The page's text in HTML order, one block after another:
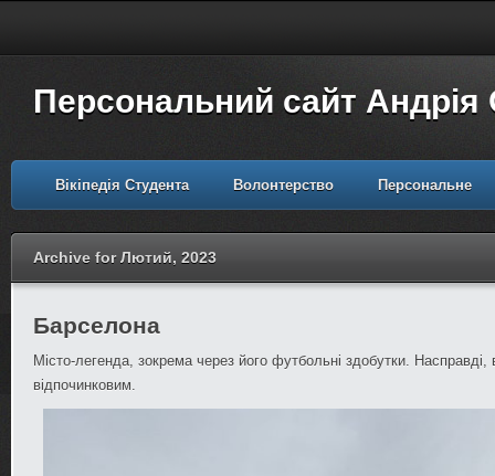
Персональний сайт Андрія
Вікіпедія Студента Волонтерство Персональне
Archive for Лютий, 2023
Барселона
Місто-легенда, зокрема через його футбольні здобутки.
відпочинковим.